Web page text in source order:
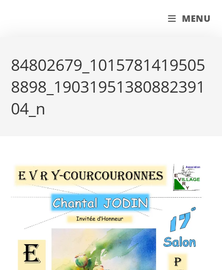
MENU
84802679_1015781419505
8898_19031951380882391
04_n